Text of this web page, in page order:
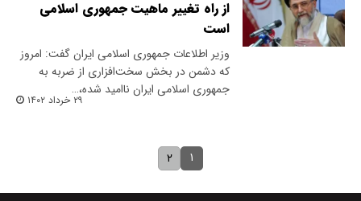
از راه تغییر ماهیت جمهوری اسلامی
است
وزیر اطلاعات جمهوری اسلامی ایران گفت: امروز
که دشمن در بخش سخت‌افزاری از ضربه به
جمهوری اسلامی ایران ناامید شده،…
۲۹ خرداد ۱۴۰۲
۱ ۲